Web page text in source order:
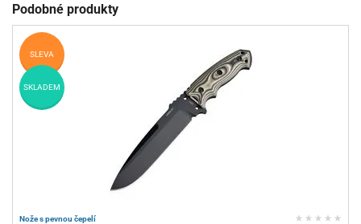
Podobné produkty
Nože s pevnou čepelí
SLEVA
SKLADEM